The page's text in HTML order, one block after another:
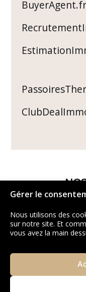
Gérer le
Nous utilisons des
sur notre site. Et
vous avez la main
BuyerAgent.fr